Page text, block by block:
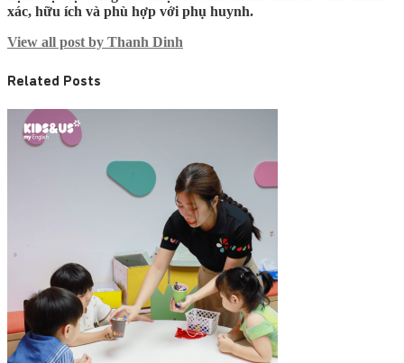
xác, hữu ích và phù hợp với phụ huynh.
View all post by Thanh Dinh
Related Posts